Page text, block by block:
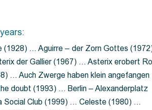
(1928) … Aguirre – der Zorn Gottes
der Gallier (1967) … Asterix erobert
… Auch Zwerge haben klein angefangen
doubt (1993) … Berlin – Alexanderplatz
Club (1999) … Celeste (1980) …